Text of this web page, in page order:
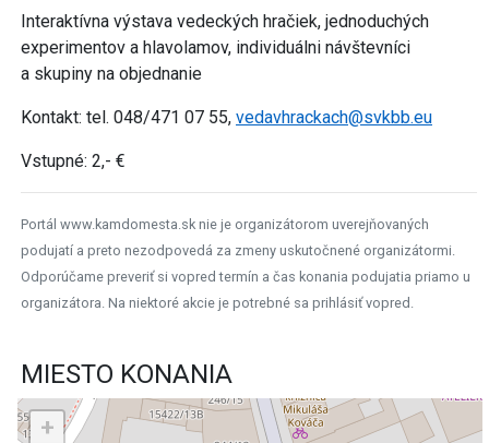
Interaktívna výstava vedeckých hračiek, jednoduchých
experimentov a hlavolamov, individuálni návštevníci
a skupiny na objednanie
Kontakt: tel. 048/471 07 55, vedavhrackach@svkbb.eu
Vstupné: 2,- €
Portál www.kamdomesta.sk nie je organizátorom uverejňovaných
podujatí a preto nezodpovedá za zmeny uskutočnené organizátormi.
Odporúčame preveriť si vopred termín a čas konania podujatia priamo u
organizátora. Na niektoré akcie je potrebné sa prihlásiť vopred.
MIESTO KONANIA
+